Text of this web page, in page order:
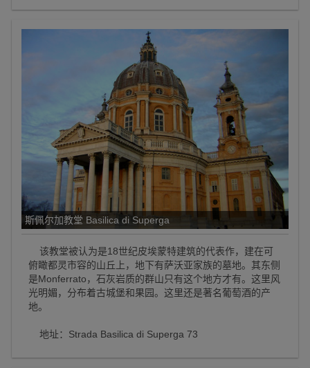
斯佩尔加教堂 Basilica di Superga
该教堂被认为是18世纪皮埃蒙特建筑的代表作，建在可
俯瞰都灵市容的山丘上，地下有萨沃亚家族的墓地。其东侧
是Monferrato，石灰岩质的群山只有这个地方才有。这里风
光明媚，分布着古城堡和果园。这里还是著名葡萄酒的产
地。
地址：Strada Basilica di Superga 73